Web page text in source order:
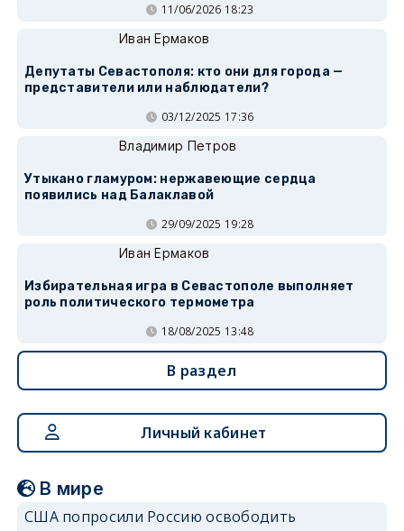
11/06/2026 18:23
Иван Ермаков
Депутаты Севастополя: кто они для города —
представители или наблюдатели?
03/12/2025 17:36
Владимир Петров
Утыкано гламуром: нержавеющие сердца
появились над Балаклавой
29/09/2025 19:28
Иван Ермаков
Избирательная игра в Севастополе выполняет
роль политического термометра
18/08/2025 13:48
В раздел
Личный кабинет
В мире
США попросили Россию освободить